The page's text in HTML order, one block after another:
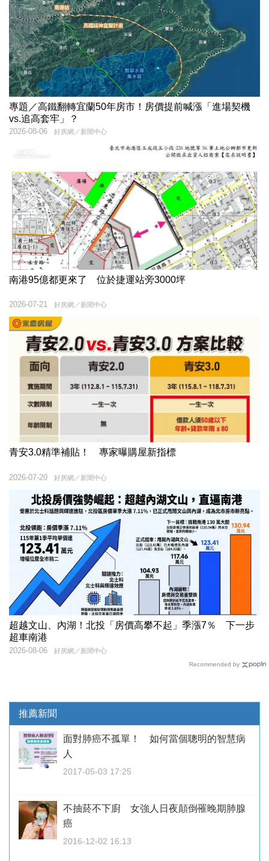
專題／高鐵翻轉宜蘭50年房市！房價提前喊漲「進場契機
vs.追高套牢」？
好房網／新聞中心
2026-08-06
南港95億都更來了 位於捷運站旁3000坪
好房網／新聞中心
2026-07-21
青安3.0精準補貼！ 專家曝購屋新指標
好房網／新聞中心
2026-07-20
超越文山、內湖！北投「房價高攀不起」季漲7％ 下一步
超車南港
好房網／新聞中心
2026-08-06
Recommended by
推薦新聞
面對肺癌不孤單！ 如何當個聰明的智慧病
人
2017-05-03 17:25
不抽菸不下廚 女強人日夜顛倒罹晚期肺腺
癌
2016-12-02 16:13